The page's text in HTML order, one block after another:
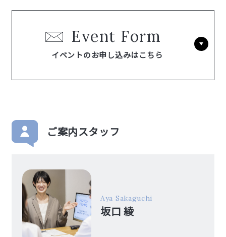
Event Form
イベントのお申し込みはこちら
ご案内スタッフ
Aya Sakaguchi
坂口 綾